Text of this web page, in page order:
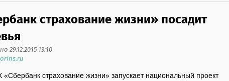
страхование жизни» посадит
29.12.2015 13:10
страхование жизни» запускает национальный проект